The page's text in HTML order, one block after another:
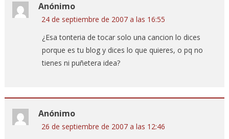
Anónimo
24 de septiembre de 2007 a las 16:55
¿Esa tonteria de tocar solo una cancion lo dices
porque es tu blog y dices lo que quieres, o pq no
tienes ni puñetera idea?
Anónimo
26 de septiembre de 2007 a las 12:46